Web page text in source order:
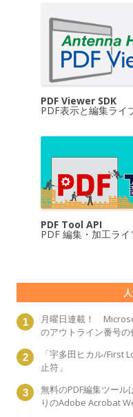
PDF Viewer SDK
PDF表示と編集ライ
PDF Tool API
PDF 編集・加工ライ
月曜日連載！
のアウトライン番号
「宇多田ヒカル/First
止符」
無料のPDF編集ツー
りのAdobe Acrobat